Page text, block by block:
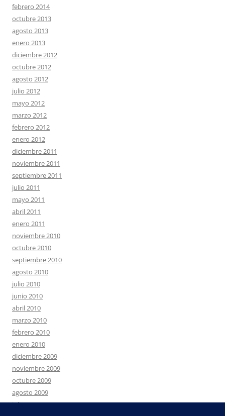
febrero 2014
octubre 2013
agosto 2013
enero 2013
diciembre 2012
octubre 2012
agosto 2012
julio 2012
mayo 2012
marzo 2012
febrero 2012
enero 2012
diciembre 2011
noviembre 2011
septiembre 2011
julio 2011
mayo 2011
abril 2011
enero 2011
noviembre 2010
octubre 2010
septiembre 2010
agosto 2010
julio 2010
junio 2010
abril 2010
marzo 2010
febrero 2010
enero 2010
diciembre 2009
noviembre 2009
octubre 2009
agosto 2009
julio 2009